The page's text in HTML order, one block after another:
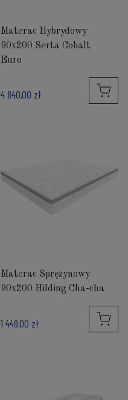
Materac Hybrydowy
90x200 Serta Cobalt
Euro
4 840,00 zł
Materac Sprężynowy
90x200 Hilding Cha-cha
1 449,00 zł